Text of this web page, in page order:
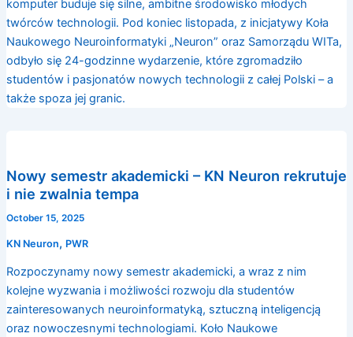
komputer buduje się silne, ambitne środowisko młodych
twórców technologii. Pod koniec listopada, z inicjatywy Koła
Naukowego Neuroinformatyki „Neuron” oraz Samorządu WITa,
odbyło się 24-godzinne wydarzenie, które zgromadziło
studentów i pasjonatów nowych technologii z całej Polski – a
także spoza jej granic.
Nowy semestr akademicki – KN Neuron rekrutuje
i nie zwalnia tempa
October 15, 2025
KN Neuron, PWR
Rozpoczynamy nowy semestr akademicki, a wraz z nim
kolejne wyzwania i możliwości rozwoju dla studentów
zainteresowanych neuroinformatyką, sztuczną inteligencją
oraz nowoczesnymi technologiami. Koło Naukowe